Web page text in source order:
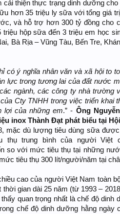
thiện thực trạng dinh dưỡng
hơn 35 triệu ly sữa với tổng giá
và hỗ trợ hơn 300 tỷ đồng cho
hộp sữa đến 3 triệu em học
Bà Rịa – Vũng Tàu, Bến Tre,
có ý nghĩa nhân văn và xã hội to
lực trong tương lai của đất nước
ngành, các công ty nhà trường
Cty TNHH trong việc triển khai
lợi của những em.” - Ông
inox Thành Đạt phát biểu tại
mặc dù lượng tiêu dùng sữa
thụ trung bình của người Việt
so với mức tiêu thụ tại những
tiêu thụ 300 lít/người/năm tại
cao của người Việt Nam toàn
gian dài 25 năm (từ 1993 –
quan trọng nhất là chế độ dinh
chế độ dinh dưỡng hằng ngày